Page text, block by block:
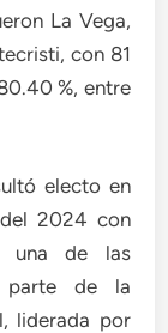
La Vega,
con 81
%, entre
electo en
2024 con
una de las
parte de la
liderada por